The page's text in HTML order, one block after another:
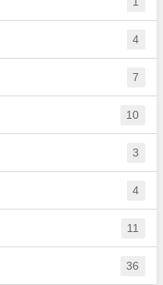
4
7
10
3
4
11
36